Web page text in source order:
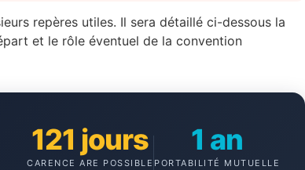
repères utiles. Il sera détaillé ci-dessous la
et le rôle éventuel de la convention
121 jours
CARENCE ARE POSSIBLE
1 an
PORTABILITÉ MUTUELLE